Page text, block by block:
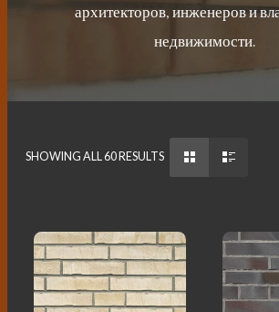
архитекторов, инженеров и
недвижимости.
SHOWING ALL 60 RESULTS